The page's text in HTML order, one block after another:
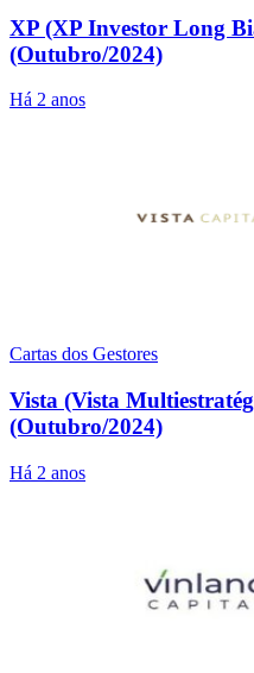
XP (XP Investor Long
(Outubro/2024)
Há 2 anos
Cartas dos Gestores
Vista (Vista
(Outubro/2024)
Há 2 anos